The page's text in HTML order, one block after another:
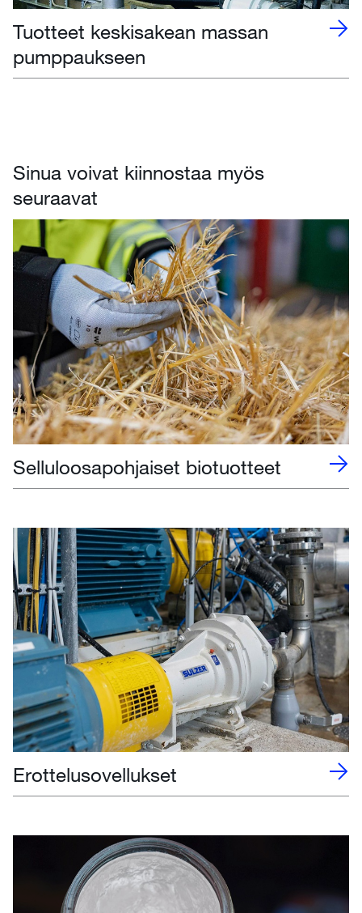
Tuotteet keskisakean massan
pumppaukseen
Sinua voivat kiinnostaa myös
seuraavat
Selluloosapohjaiset biotuotteet
Erottelusovellukset